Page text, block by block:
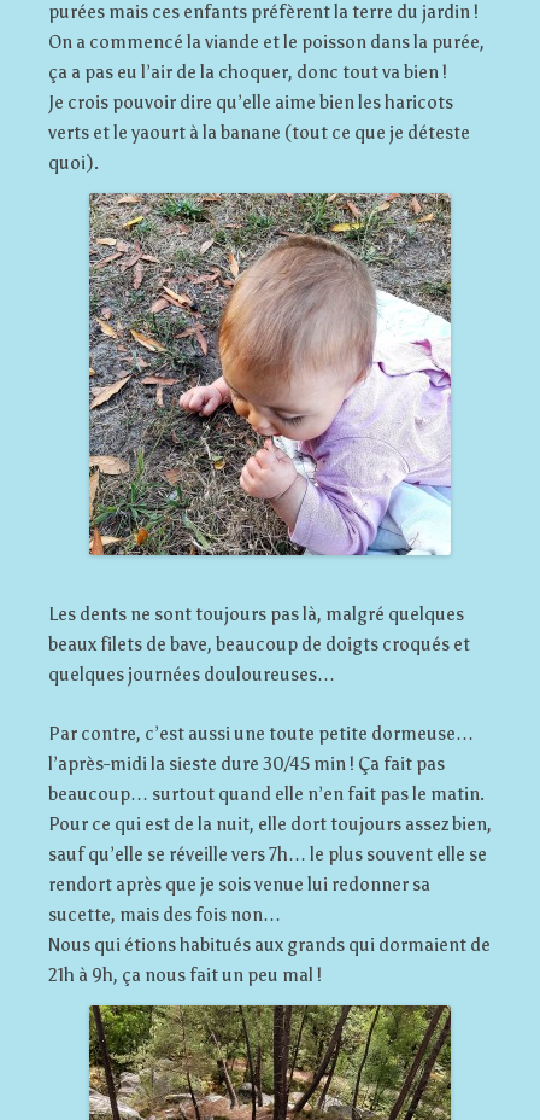
purées mais ces enfants préfèrent la terre du jardin !
On a commencé la viande et le poisson dans la purée,
ça a pas eu l’air de la choquer, donc tout va bien !
Je crois pouvoir dire qu’elle aime bien les haricots
verts et le yaourt à la banane (tout ce que je déteste
quoi).
Les dents ne sont toujours pas là, malgré quelques
beaux filets de bave, beaucoup de doigts croqués et
quelques journées douloureuses…
Par contre, c’est aussi une toute petite dormeuse…
l’après-midi la sieste dure 30/45 min ! Ça fait pas
beaucoup… surtout quand elle n’en fait pas le matin.
Pour ce qui est de la nuit, elle dort toujours assez bien,
sauf qu’elle se réveille vers 7h… le plus souvent elle se
rendort après que je sois venue lui redonner sa
sucette, mais des fois non…
Nous qui étions habitués aux grands qui dormaient de
21h à 9h, ça nous fait un peu mal !